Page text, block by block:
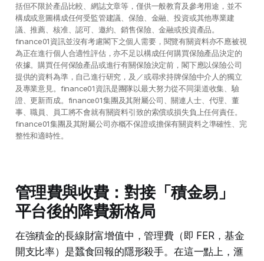
括但不限於產品比較、網誌文章等，僅供一般教育及參考用途，並不
構成或意圖構成任何受監管建議、保險、金融、投資或其他專業建
議、推薦、核准、認可、邀約、銷售保險、金融或投資產品。
finance01資訊並沒有考慮閣下之個人需要，閱覽有關資料亦不應被視
為正在進行個人合適性評估，亦不足以構成任何購買保險產品決定的
依據。購買任何保險產品或進行有關保險決定前，閣下應以保險公司
提供的資料為準，自己進行研究，及／或尋求持牌保險中介人的獨立
及專業意見。finance01資訊是團隊以最大努力從不同渠道收集、驗
證、更新而成。finance01集團及其附屬公司、關連人士、代理、董
事、職員、員工將不會就有關資料引致的索償或損失負上任何責任。
finance01集團及其附屬公司亦概不保證或擔保有關資料之準確性、完
整性和適時性。
管理費與收費：對接「積金易」
平台後的降費新格局
在強積金的長線財富增值中，管理費（即 FER，基金
開支比率）是蠶食回報的隱形殺手。在這一點上，滙